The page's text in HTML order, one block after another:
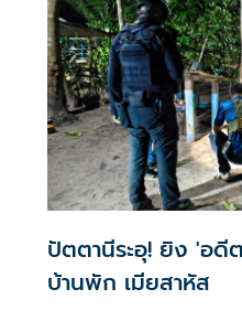
ปัตตานีระอุ! ยิง 'อ
บ้านพัก เมียสาหัส